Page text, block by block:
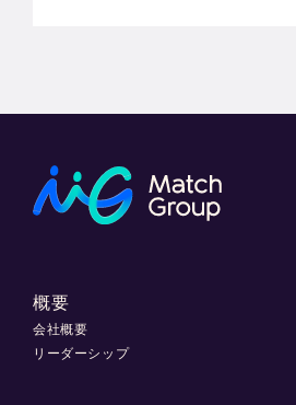
概要
会社概要
リーダーシップ